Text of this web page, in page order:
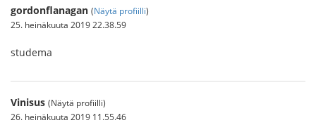
gordonflanagan (Näytä profiilli)
25. heinäkuuta 2019 22.38.59
studema
Vinisus (Näytä profiilli)
26. heinäkuuta 2019 11.55.46